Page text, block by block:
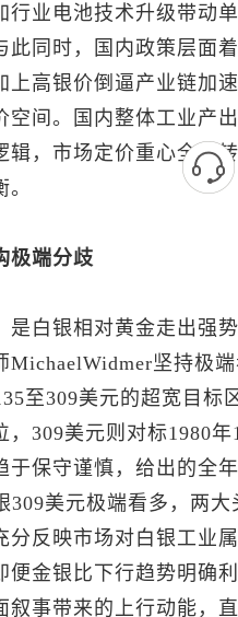
行业电池技术升级带动
此同时，国内政策层面
上高银价倒逼产业链加
空间。国内整体工业产
辑，市场定价重心全面
极端分歧
是白银相对黄金走出强
MichaelWidmer坚持极
至309美元的超宽目标
，309美元则对标1980
于保守谨慎，给出的全
309美元极端看多，两
分反映市场对白银工业
便金银比下行趋势明确
叙事带来的上行动能，